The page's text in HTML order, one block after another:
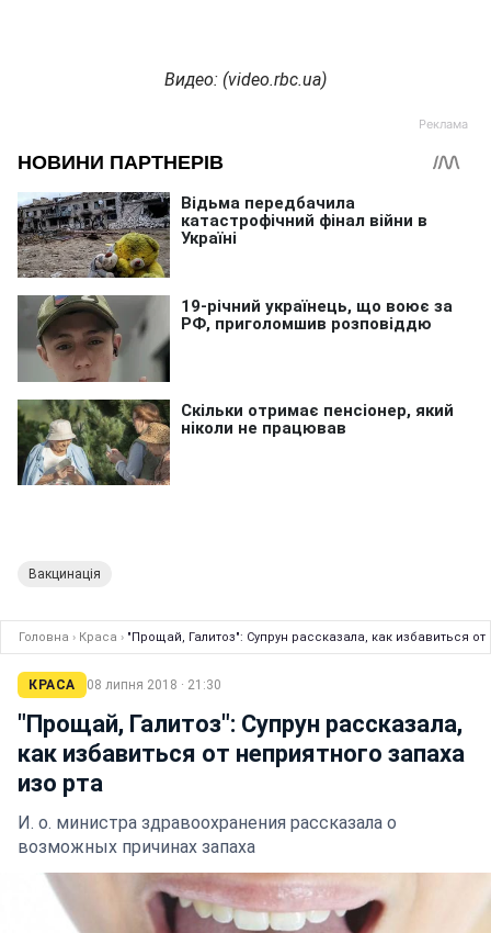
Видео: (video.rbc.ua)
Вакцинація
Головна › Краса › "Прощай, Галитоз": Супрун рассказала, как избавиться
КРАСА 08 липня 2018 · 21:30
"Прощай, Галитоз": Супрун рассказала,
как избавиться от неприятного запаха
изо рта
И. о. министра здравоохранения рассказала о
возможных причинах запаха